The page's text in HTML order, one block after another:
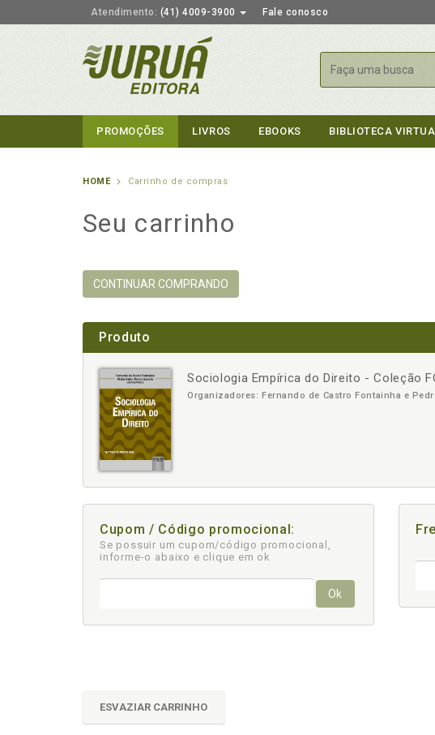
Atendimento: (41) 4009-3900 Fale conosco
Buscar
PROMOÇÕES LIVROS EBOOKS BIBLIOTECA
HOME Carrinho de compras
Seu carrinho
CONTINUAR COMPRANDO
Produto
Sociologia Empírica do Direito - Coleção
Organizadores: Fernando de Castro Fontainha e
- +
Cupom / Código promocional:
Se possuir um cupom/código promocional,
informe-o abaixo e clique em ok
Ok
ESVAZIAR CARRINHO